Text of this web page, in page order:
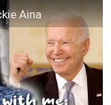
Aina